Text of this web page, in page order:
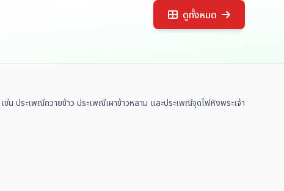
ดูทั้งหมด
ประเพณีถวายข้าว ประเพณีเผาข้าวหลาม และประเพณีจุดไฟหิงพระเจ้า